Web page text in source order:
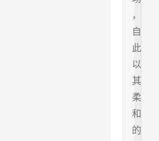
，
自
此
以
其
柔
和
的